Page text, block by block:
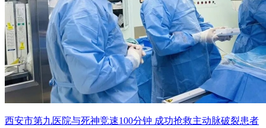
西安市第九医院与死神竞速100分钟 成功抢救主动脉破裂患者